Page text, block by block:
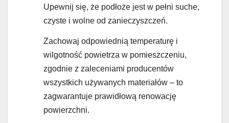
Upewnij się, że podłoże jest w pełni suche,
czyste i wolne od zanieczyszczeń.
Zachowaj odpowiednią temperaturę i
wilgotność powietrza w pomieszczeniu,
zgodnie z zaleceniami producentów
wszystkich używanych materiałów – to
zagwarantuje prawidłową renowację
powierzchni.